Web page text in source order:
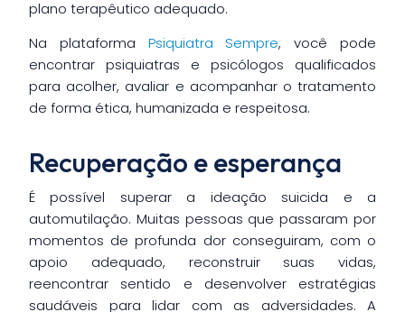
plano terapêutico adequado.
Na plataforma Psiquiatra Sempre, você pode
encontrar psiquiatras e psicólogos qualificados
para acolher, avaliar e acompanhar o tratamento
de forma ética, humanizada e respeitosa.
Recuperação e esperança
É possível superar a ideação suicida e a
automutilação. Muitas pessoas que passaram por
momentos de profunda dor conseguiram, com o
apoio adequado, reconstruir suas vidas,
reencontrar sentido e desenvolver estratégias
saudáveis para lidar com as adversidades. A